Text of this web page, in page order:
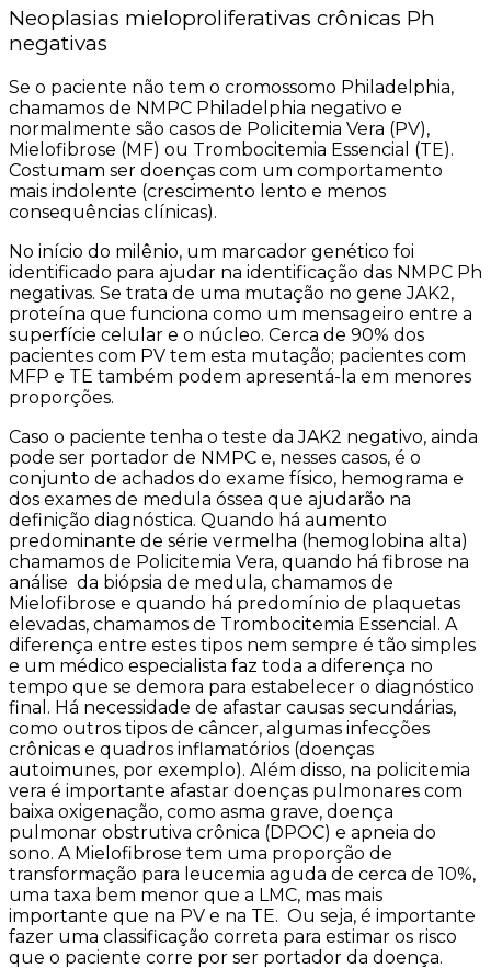
Neoplasias mieloproliferativas crônicas Ph
negativas
Se o paciente não tem o cromossomo Philadelphia,
chamamos de NMPC Philadelphia negativo e
normalmente são casos de Policitemia Vera (PV),
Mielofibrose (MF) ou Trombocitemia Essencial (TE).
Costumam ser doenças com um comportamento
mais indolente (crescimento lento e menos
consequências clínicas).
No início do milênio, um marcador genético foi
identificado para ajudar na identificação das NMPC Ph
negativas. Se trata de uma mutação no gene JAK2,
proteína que funciona como um mensageiro entre a
superfície celular e o núcleo. Cerca de 90% dos
pacientes com PV tem esta mutação; pacientes com
MFP e TE também podem apresentá-la em menores
proporções.
Caso o paciente tenha o teste da JAK2 negativo, ainda
pode ser portador de NMPC e, nesses casos, é o
conjunto de achados do exame físico, hemograma e
dos exames de medula óssea que ajudarão na
definição diagnóstica. Quando há aumento
predominante de série vermelha (hemoglobina alta)
chamamos de Policitemia Vera, quando há fibrose na
análise da biópsia de medula, chamamos de
Mielofibrose e quando há predomínio de plaquetas
elevadas, chamamos de Trombocitemia Essencial. A
diferença entre estes tipos nem sempre é tão simples
e um médico especialista faz toda a diferença no
tempo que se demora para estabelecer o diagnóstico
final. Há necessidade de afastar causas secundárias,
como outros tipos de câncer, algumas infecções
crônicas e quadros inflamatórios (doenças
autoimunes, por exemplo). Além disso, na policitemia
vera é importante afastar doenças pulmonares com
baixa oxigenação, como asma grave, doença
pulmonar obstrutiva crônica (DPOC) e apneia do
sono. A Mielofibrose tem uma proporção de
transformação para leucemia aguda de cerca de 10%,
uma taxa bem menor que a LMC, mas mais
importante que na PV e na TE. Ou seja, é importante
fazer uma classificação correta para estimar os risco
que o paciente corre por ser portador da doença.